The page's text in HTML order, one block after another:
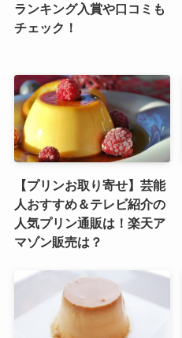
ランキング入賞や口コミも
チェック！
【プリンお取り寄せ】芸能
人おすすめ＆テレビ紹介の
人気プリン通販は！楽天ア
マゾン販売は？